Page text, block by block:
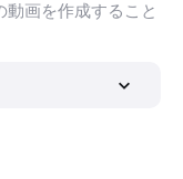
動画を作成すること